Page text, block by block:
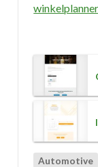
Automotive